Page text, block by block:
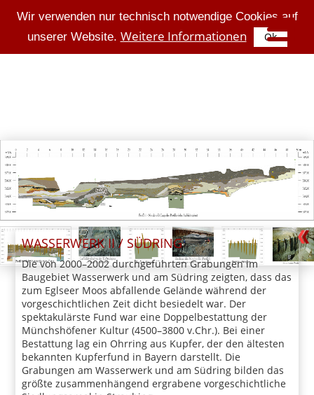
WASSERWERK II / SÜDRING
Die von 2000–2002 durchgeführten Grabungen im
Baugebiet Wasserwerk und am Südring zeigten, dass das
zum Eglseer Moos abfallende Gelände während der
vorgeschichtlichen Zeit dicht besiedelt war. Der
spektakulärste Fund war eine Doppelbestattung der
Münchshöfener Kultur (4500–3800 v.Chr.). Bei einer
Bestattung lag ein Ohrring aus Kupfer, der den ältesten
bekannten Kupferfund in Bayern darstellt. Die
Grabungen am Wasserwerk und am Südring bilden das
größte zusammenhängend ergrabene vorgeschichtliche
Wir verwenden nur technisch notwendige Cookies auf
unserer Website. Weitere Informationen Ok